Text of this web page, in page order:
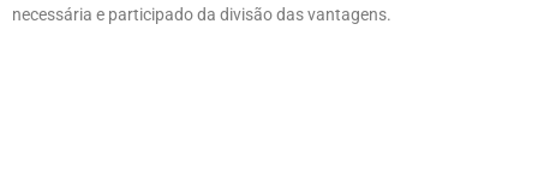
necessária e participado da divisão das vantagens.